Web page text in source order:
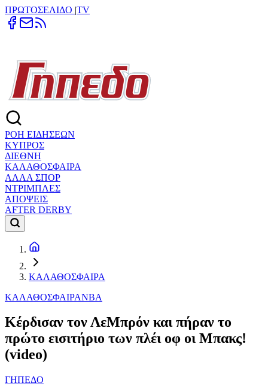
ΠΡΩΤΟΣΕΛΙΔΟ |TV
ΡΟΗ ΕΙΔΗΣΕΩΝ
ΚΥΠΡΟΣ
ΔΙΕΘΝΗ
ΚΑΛΑΘΟΣΦΑΙΡΑ
ΑΛΛΑ ΣΠΟΡ
ΝΤΡΙΜΠΛΕΣ
ΑΠΟΨΕΙΣ
AFTER DERBY
ΚΑΛΑΘΟΣΦΑΙΡΑ
ΚΑΛΑΘΟΣΦΑΙΡΑNBA
Κέρδισαν τον ΛεΜπρόν και πήραν το
πρώτο εισιτήριο των πλέι οφ οι Μπακς!
(video)
ΓΗΠΕΔΟ